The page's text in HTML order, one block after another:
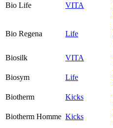
Bio Life VITA
Bio Regena Life
Biosilk
VITA
Biosym
Life
Biotherm
Kicks
Biotherm Homme Kicks